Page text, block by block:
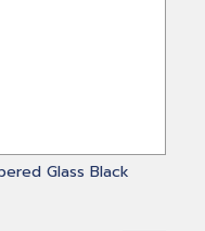
Glass Black